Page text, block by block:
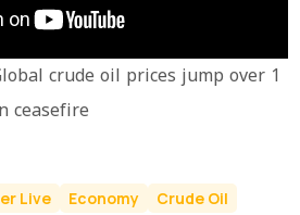
crude oil prices jump over 1
ceasefire
Live Economy
Crude Oil